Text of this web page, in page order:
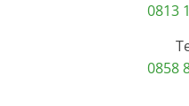
0813
0858